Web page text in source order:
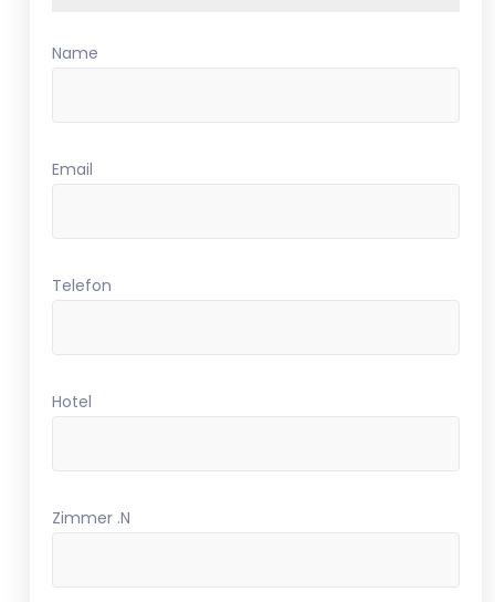
Name
Email
Telefon
Hotel
Zimmer .N